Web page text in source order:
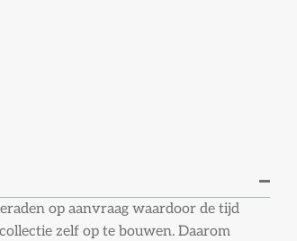
op aanvraag waardoor de tijd
zelf op te bouwen. Daarom